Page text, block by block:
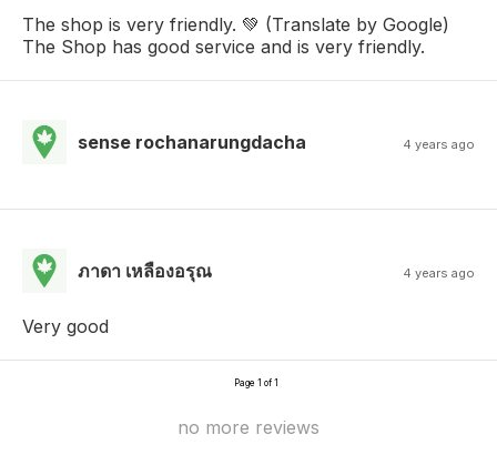
The shop is very friendly. 💚 (Translate by Google)
The Shop has good service and is very friendly.
sense rochanarungdacha 4 years ago
ภาดา เหลืองอรุณ 4 years ago
Very good
Page 1 of 1
no more reviews